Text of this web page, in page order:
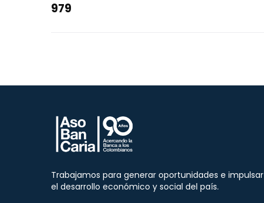
979
Trabajamos para generar oportunidades e impulsar
el desarrollo económico y social del país.